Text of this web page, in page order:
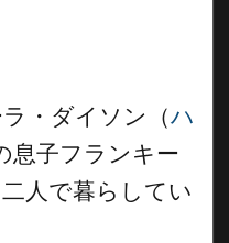
・ダイソン（ハ
息子フランキー
人で暮らしてい